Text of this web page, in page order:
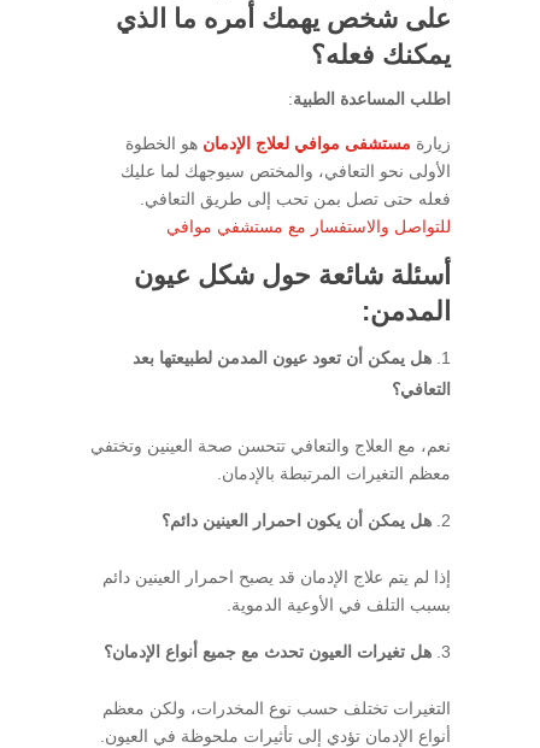
على شخص يهمك أمره ما الذي
يمكنك فعله؟
اطلب المساعدة الطبية:
زيارة مستشفى موافي لعلاج الإدمان هو الخطوة
الأولى نحو التعافي، والمختص سيوجهك لما عليك
فعله حتى تصل بمن تحب إلى طريق التعافي.
للتواصل والاستفسار مع مستشفي موافي
أسئلة شائعة حول شكل عيون
المدمن:
هل يمكن أن تعود عيون المدمن لطبيعتها بعد
التعافي؟
نعم، مع العلاج والتعافي تتحسن صحة العينين وتختفي
معظم التغيرات المرتبطة بالإدمان.
هل يمكن أن يكون احمرار العينين دائم؟
إذا لم يتم علاج الإدمان قد يصبح احمرار العينين دائم
بسبب التلف في الأوعية الدموية.
هل تغيرات العيون تحدث مع جميع أنواع الإدمان؟
التغيرات تختلف حسب نوع المخدرات، ولكن معظم
أنواع الإدمان تؤدي إلى تأثيرات ملحوظة في العيون.